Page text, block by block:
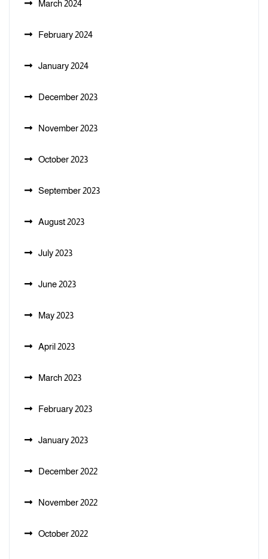
March 2024
February 2024
January 2024
December 2023
November 2023
October 2023
September 2023
August 2023
July 2023
June 2023
May 2023
April 2023
March 2023
February 2023
January 2023
December 2022
November 2022
October 2022